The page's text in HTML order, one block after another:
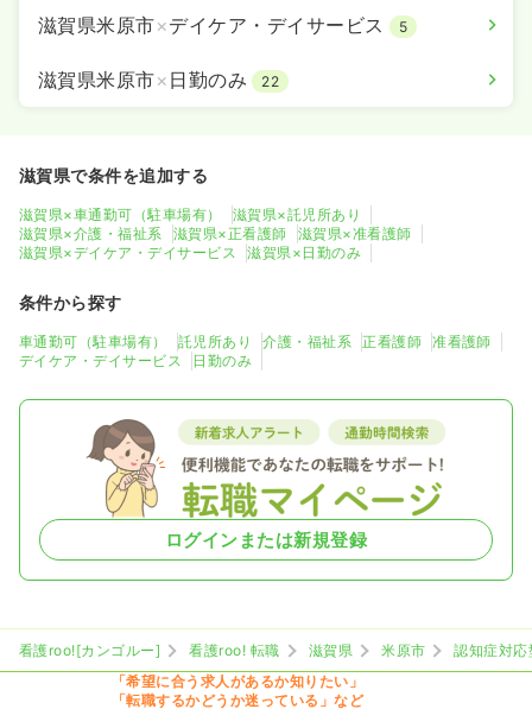
滋賀県米原市×デイケア・デイサービス 5
滋賀県米原市× 日勤のみ 22
滋賀県で条件を追加する
滋賀県×車通勤可（駐車場有）
滋賀県×託児所あり
滋賀県×介護・福祉系
滋賀県×正看護師
滋賀県×准看護師
滋賀県×デイケア・デイサービス
滋賀県×日勤のみ
条件から探す
車通勤可（駐車場有） 託児所あり 介護・福祉系 正看護師
准看護師
デイケア・デイサービス
日勤のみ
ログインまたは新規登録
看護roo![カンゴルー] 看護roo! 転職 滋賀県 米原市
認知症対
「希望に合う求人があるか知りたい」
「転職するかどうか迷っている」など